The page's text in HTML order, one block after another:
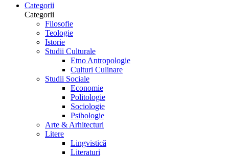
Categorii
Categorii
Filosofie
Teologie
Istorie
Studii Culturale
Etno Antropologie
Culturi Culinare
Studii Sociale
Economie
Politologie
Sociologie
Psihologie
Arte & Arhitecturi
Litere
Lingvistică
Literaturi